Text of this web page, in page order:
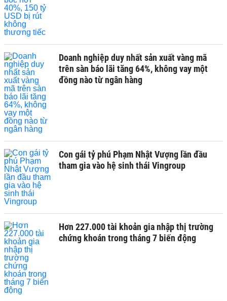
Doanh nghiệp duy nhất sản xuất vàng mã
trên sàn báo lãi tăng 64%, không vay một
đồng nào từ ngân hàng
Con gái tỷ phú Phạm Nhật Vượng lần đầu
tham gia vào hệ sinh thái Vingroup
Hơn 227.000 tài khoản gia nhập thị trường
chứng khoán trong tháng 7 biến động